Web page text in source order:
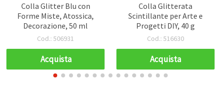
Colla Glitter Blu con
Forme Miste, Atossica,
Decorazione, 50 ml
Cod.: 506931
Acquista
Colla Glitterata
Scintillante per Arte e
Progetti DIY, 40 g
Cod.: 516630
Acquista